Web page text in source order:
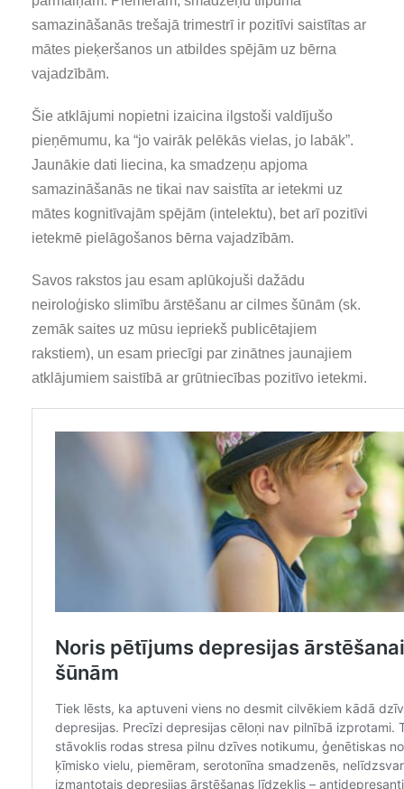
samazināšanās trešajā trimestrī ir pozitīvi saistītas ar
mātes pieķeršanos un atbildes spējām uz bērna
vajadzībām.
Šie atklājumi nopietni izaicina ilgstoši valdījušo
pieņēmumu, ka “jo vairāk pelēkās vielas, jo labāk”.
Jaunākie dati liecina, ka smadzeņu apjoma
samazināšanās ne tikai nav saistīta ar ietekmi uz
mātes kognitīvajām spējām (intelektu), bet arī pozitīvi
ietekmē pielāgošanos bērna vajadzībām.
Savos rakstos jau esam aplūkojuši dažādu
neiroloģisko slimību ārstēšanu ar cilmes šūnām (sk.
zemāk saites uz mūsu iepriekš publicētajiem
rakstiem), un esam priecīgi par zinātnes jaunajiem
atklājumiem saistībā ar grūtniecības pozitīvo ietekmi.